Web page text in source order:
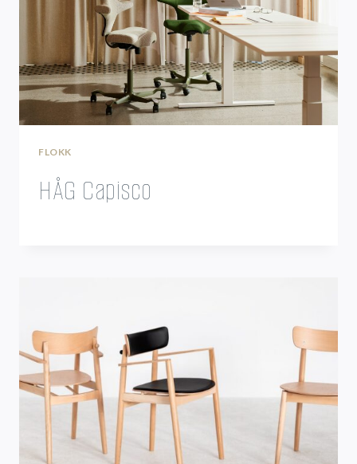
FLOKK
HÅG Capisco